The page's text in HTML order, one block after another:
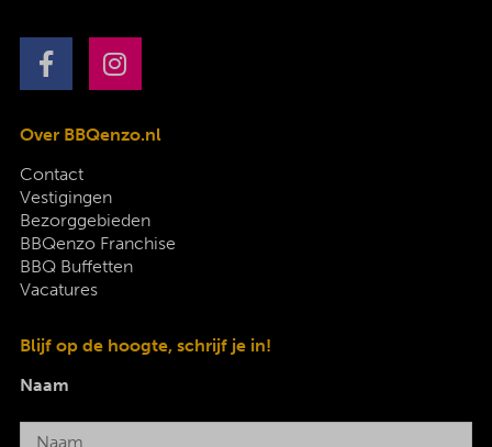
Over BBQenzo.nl
Contact
Vestigingen
Bezorggebieden
BBQenzo Franchise
BBQ Buffetten
Vacatures
Blijf op de hoogte, schrijf je in!
Naam